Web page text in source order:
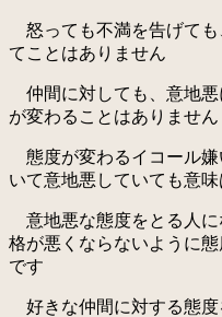
怒っても不満を告げても
てことはありません
仲間に対しても、意地悪
が変わることはありません
態度が変わるイコール嫌
いて意地悪していても意
意地悪な態度をとる人に
格が悪くならないように
です
好きな仲間に対する態度